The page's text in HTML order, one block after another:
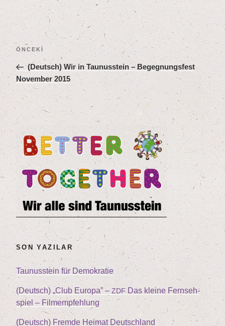
Yazı
gezinmesi
Önceki
Yazı
ÖNCEKI
(Deutsch) Wir in Tau­nus­stein – Begeg­nungs­fest
Novem­ber2015
SON YAZILAR
Tau­nus­stein für Demokratie
(Deutsch) „Club Euro­pa” –ZDFDas klei­ne Fern­seh­
spiel – Filmempfehlung
(Deutsch) Frem­de Hei­mat Deutschland